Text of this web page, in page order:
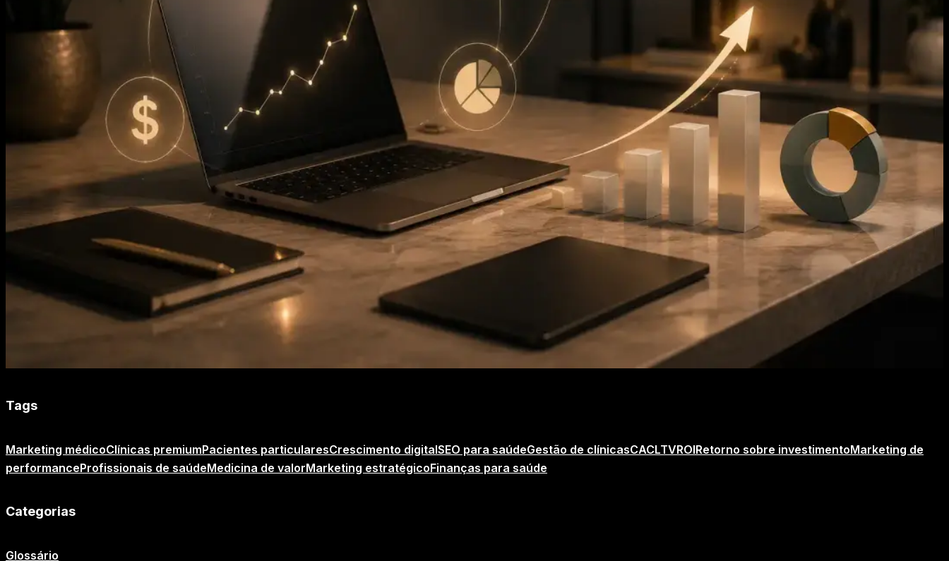
Tags
Marketing médicoClínicas premiumPacientes particularesCrescimento digitalSEO para saúdeGestão de clínicasCACLTVROIRetorno sobre investimentoMarketing de
performanceProfissionais de saúdeMedicina de valorMarketing estratégicoFinanças para saúde
Categorias
Glossário